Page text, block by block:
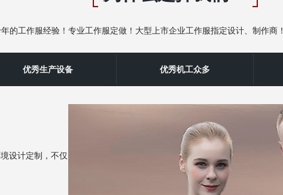
的工作服经验！专业工作服定做！大型上市企业工作服指定设计、制作商！
‌优秀‌生产设备 优秀机工众多
设计定制，不仅突显企业品牌实力，而且